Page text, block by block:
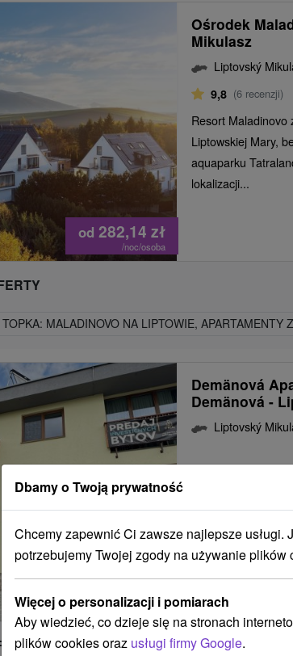
od 282,14 zł
/noc/osoba
Ośrodek
Mikulasz
Liptovský
9,8 (6 recenzji)
Resort Maladinovo
Liptowskiej Mary,
aquaparku
lokalizacji...
MALADINOVO NA LIPTOWIE, APARTAMENTY
199,41zł
/noc/osoba
Demänová
Demänová -
Liptovský
Dbamy o Twoją prywatność
Chcemy zapewnić Ci zawsze najlepsze
potrzebujemy Twojej zgody na używanie plików
Więcej o personalizacji i pomiarach
Aby wiedzieć, co dzieje się na stronach
plików cookies oraz usługi firmy Google.